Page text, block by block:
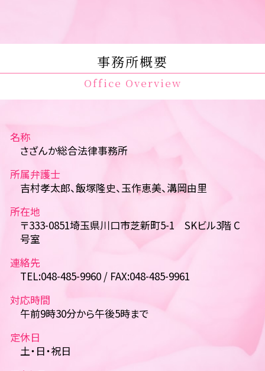
事務所概要
Office Overview
名称
さざんか総合法律事務所
所属弁護士
吉村孝太郎、飯塚隆史、玉作恵美、溝岡由里
所在地
〒333-0851埼玉県川口市芝新町5-1 SKビル3階 C
号室
連絡先
TEL:048-485-9960 / FAX:048-485-9961
対応時間
午前9時30分から午後5時まで
定休日
土・日・祝日